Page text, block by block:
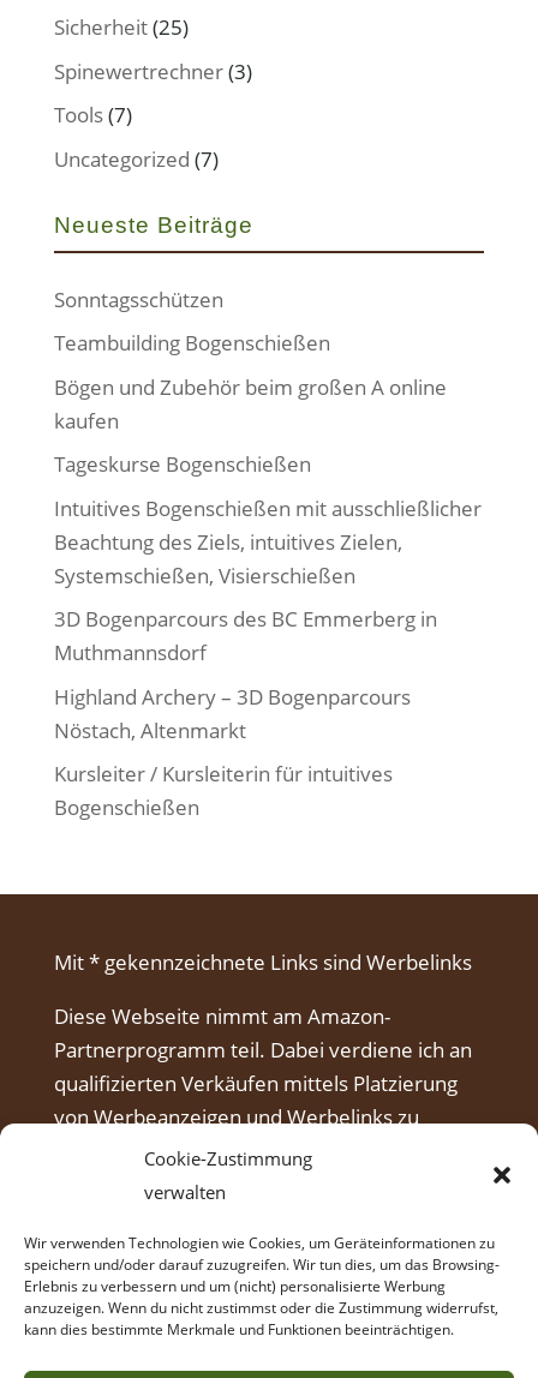
Cookie-Zustimmung
verwalten
Wir verwenden Technologien wie Cookies, um Geräteinformationen zu
speichern und/oder darauf zuzugreifen. Wir tun dies, um das Browsing-
Erlebnis zu verbessern und um (nicht) personalisierte Werbung
anzuzeigen. Wenn du nicht zustimmst oder die Zustimmung widerrufst,
kann dies bestimmte Merkmale und Funktionen beeinträchtigen.
Sicherheit(25)
Spinewertrechner(3)
Tools(7)
Uncategorized (7)
Neueste Beiträge
Sonntagsschützen
Teambuilding Bogenschießen
Bögen und Zubehör beim großen A online
kaufen
Tageskurse Bogenschießen
Intuitives Bogenschießen mit ausschließlicher
Beachtung des Ziels, intuitives Zielen,
Systemschießen, Visierschießen
3D Bogenparcours des BC Emmerberg in
Muthmannsdorf
Highland Archery – 3D Bogenparcours
Nöstach, Altenmarkt
Kursleiter / Kursleiterin für intuitives
Bogenschießen
Mit * gekennzeichnete Links sind Werbelinks
Diese Webseite nimmt am Amazon-
Partnerprogramm teil. Dabei verdiene ich an
qualifizierten Verkäufen mittels Platzierung
von Werbeanzeigen und Werbelinks zu